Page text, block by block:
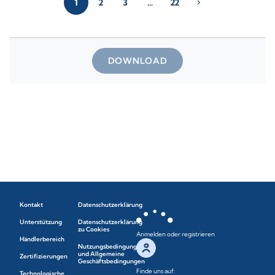
1 2 3 … 22 chevron_right
DOWNLOAD
Kontakt
Unterstützung
Händlerbereich
Zertifizierungen
Datenschutzerklärung
Datenschutzerklärung
zu Cookies
Nutzungsbedingungen
und Allgemeine
Geschäftsbedingungen
Anmelden oder registrieren
Finde uns auf: